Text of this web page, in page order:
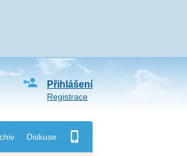
Diskuse
Přihlášení
Registrace